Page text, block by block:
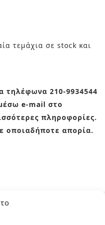
τεμάχια σε stock και
τηλέφωνα 210-9934544
e-mail στο
πληροφορίες.
οποιαδήποτε απορία.